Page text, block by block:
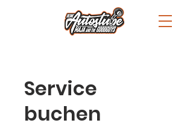
Service
buchen